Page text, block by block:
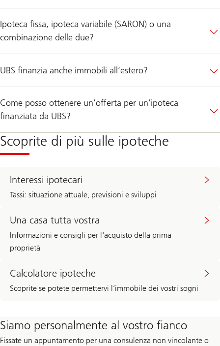
Ipoteca fissa, ipoteca variabile (SARON) o una
combinazione delle due?
UBS finanzia anche immobili all’estero?
Come posso ottenere un’offerta per un’ipoteca
finanziata da UBS?
Scoprite di più sulle ipoteche
Interessi ipotecari
Tassi: situazione attuale, previsioni e sviluppi
Una casa tutta vostra
Informazioni e consigli per l'acquisto della prima
proprietà
Calcolatore ipoteche
Scoprite se potete permettervi l’immobile dei vostri sogni
Siamo personalmente al vostro fianco
Fissate un appuntamento per una consulenza non vincolante o